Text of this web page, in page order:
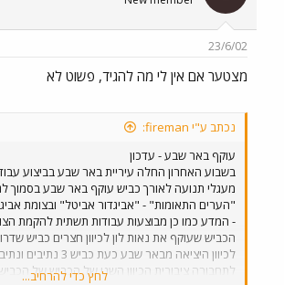
23/6/02
מצטער אם אין לי מה להגיד, פשוט לא
נכתב ע"י fireman:
עוקף באר שבע - עדכון
בשבוע האחרון החלה עיריית באר שבע בביצוע
מעגלי תנועה לאורך כביש עוקף באר שבע בסמוך
"הערים התאומות" - "אביגדור אביטל" ובצומת
- המדע כמו כן מבוצעות עבודות תשתית להקמת
הכביש שעוקף את נאות לון לכיוון חצרים כביש
לכיוון היציאה מבאר שבע
לתחבורה ציבורית הכיוון השני של הכביש של
לחץ כדי להרחיב...